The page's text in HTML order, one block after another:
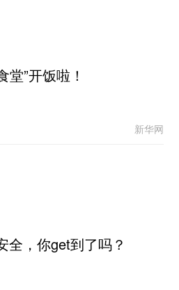
堂”开饭啦！
新华网
全，你get到了吗？